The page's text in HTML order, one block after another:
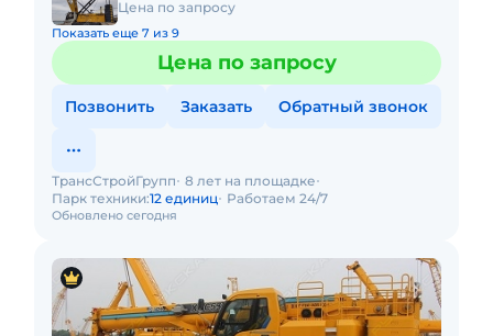
Цена по запросу
Показать еще 7 из 9
Цена по запросу
Позвонить Заказать Обратный звонок
Обновлено сегодня
ТрансСтройГрупп 8 лет на площадке
Парк техники:12 единиц Работаем 24/7